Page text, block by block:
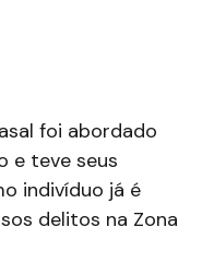
foi abordado
e teve seus
indivíduo já é
delitos na Zona